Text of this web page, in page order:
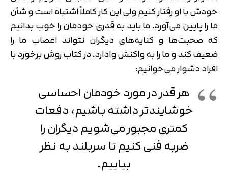
خودش با او رفتار کنیم ولی این کار کاملاً اشتباه است و شأن
ما را پایین می‌آورد. ما باید به قدری خودمان را خوب بدانیم
که صحبت‌ها و کنایه‌های دیگران نتواند اعصاب ما را
ضعیف کند و ما را به واکنش وادارد. در کتاب روش برخورد با
افراد دشوار می‌خوانیم:
هر قدر در مورد خودمان احساسی
خوشایندتر داشته باشیم، دفعات
کمتری مجبور می‌شویم دیگران را
ضربه فنی کنیم تا سربلند به نظر
بیاییم.